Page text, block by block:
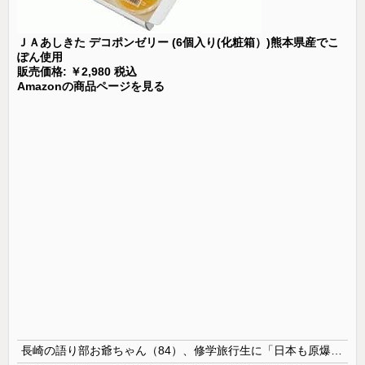
ＪＡあしきた デコポンゼリー (6個入り(化粧箱）)熊本県産でこ
ぽん使用
販売価格: ￥2,980 税込
Amazonの商品ページを見る